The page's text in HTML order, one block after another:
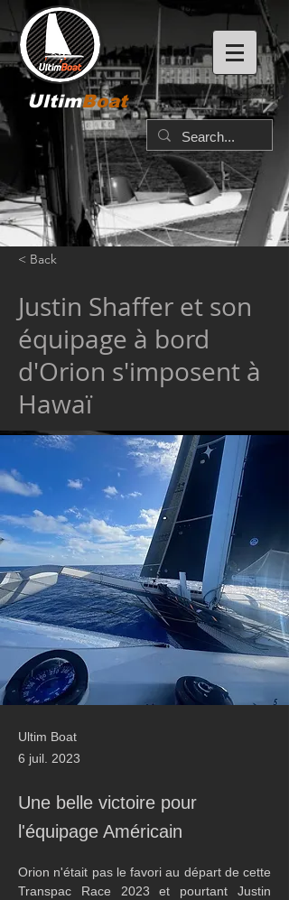
UltimBoat
< Back
Justin Shaffer et son
équipage à bord
d'Orion s'imposent à
Hawaï
Ultim Boat
6 juil. 2023
Une belle victoire pour
l'équipage Américain
Orion n'était pas le favori au départ de cette
Transpac Race 2023 et pourtant Justin